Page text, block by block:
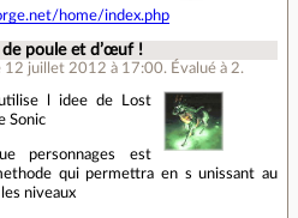
home/index.php
de poule et d’œuf !
12 juillet 2012 à 17:00. Évalué à 2.
l idee de Lost
Sonic
personnages est
qui permettra en s unissant au
niveaux